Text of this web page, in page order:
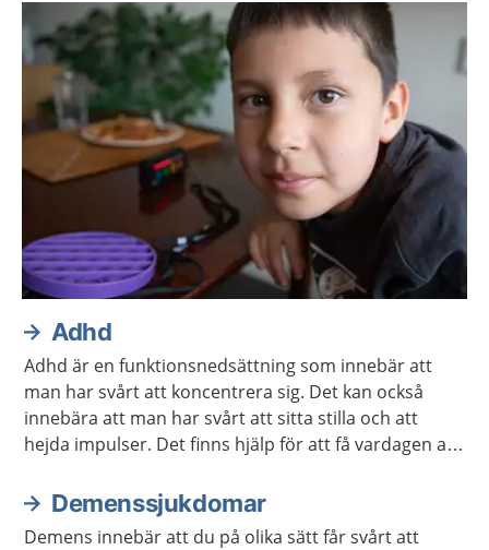
Adhd
Adhd är en funktionsnedsättning som innebär att
man har svårt att koncentrera sig. Det kan också
innebära att man har svårt att sitta stilla och att
hejda impulser. Det finns hjälp för att få vardagen att
Demenssjukdomar
Demens innebär att du på olika sätt får svårt att